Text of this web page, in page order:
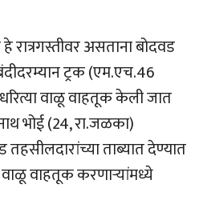
रात्रगस्तीवर असताना बोदवड
ट्रक (एम.एच.46
वाळू वाहतूक केली जात
भोई (24, रा.जळका)
ताब्यात देण्यात
वाहतूक करणार्‍यांमध्ये